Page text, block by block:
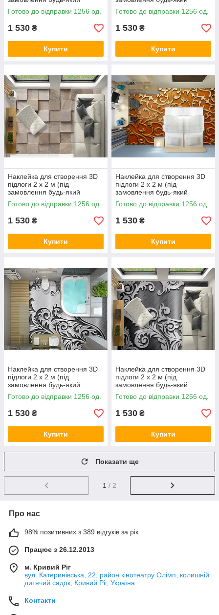
розмір) із захисною
ламінацією (БП-pol_tx016)
Готово до відправки 1256 од.
1 530 ₴
Купити
розмір) із захисною
ламінацією (БП-pol_tx026)
Готово до відправки 1256 од.
1 530 ₴
Купити
Наклейка для створення 3D
підлоги 2 х 2 м (під
замовлення будь-який
розмір) із захисною
ламінацією (БП-pol_tx028)
Готово до відправки 1256 од.
1 530 ₴
Купити
Наклейка для створення 3D
підлоги 2 х 2 м (під
замовлення будь-який
розмір) із захисною
ламінацією (БП-pol_tx044)
Готово до відправки 1256 од.
1 530 ₴
Купити
Наклейка для створення 3D
підлоги 2 х 2 м (під
замовлення будь-який
розмір) із захисною
ламінацією (БП-pol_tx045)
Готово до відправки 1256 од.
1 530 ₴
Купити
Наклейка для створення 3D
підлоги 2 х 2 м (під
замовлення будь-який
розмір) із захисною
ламінацією (БП-pol_tx046)
Готово до відправки 1256 од.
1 530 ₴
Купити
Показати ще
1 / 2
Про нас
98% позитивних з 389 відгуків за рік
Працює з 26.12.2013
м. Кривий Ріг
вул. Катеринівська, 22, район кінотеатру Олімп, колишній
дитячий садок, Кривий Ріг, Україна
Контакти